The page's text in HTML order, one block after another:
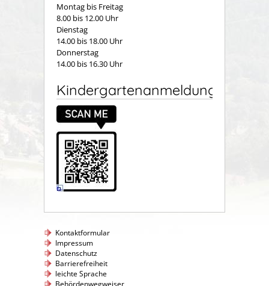
Montag bis Freitag
8.00 bis 12.00 Uhr
Dienstag
14.00 bis 18.00 Uhr
Donnerstag
14.00 bis 16.30 Uhr
Kindergartenanmeldung
Kontaktformular
Impressum
Datenschutz
Barrierefreiheit
leichte Sprache
Behördenwegweiser